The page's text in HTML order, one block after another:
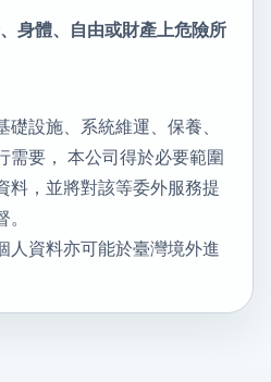
身體、自由或財產上危險所
設施、系統維運、保養、
需要， 本公司得於必要範圍
料，並將對該等委外服務提
人資料亦可能於臺灣境外進